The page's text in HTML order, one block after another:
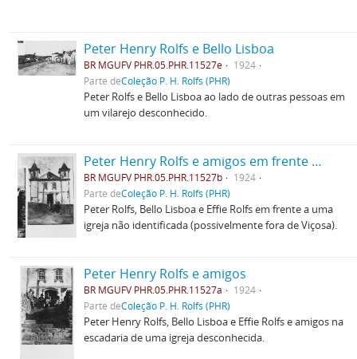
Peter Henry Rolfs e Bello Lisboa
BR MGUFV PHR.05.PHR.11527e
1924
Parte deColeção P. H. Rolfs (PHR)
Peter Rolfs e Bello Lisboa ao lado de outras pessoas em
um vilarejo desconhecido.
Peter Henry Rolfs e amigos em frente a uma igreja
BR MGUFV PHR.05.PHR.11527b
1924
Parte deColeção P. H. Rolfs (PHR)
Peter Rolfs, Bello Lisboa e Effie Rolfs em frente a uma
igreja não identificada (possivelmente fora de Viçosa).
Peter Henry Rolfs e amigos
BR MGUFV PHR.05.PHR.11527a
1924
Parte deColeção P. H. Rolfs (PHR)
Peter Henry Rolfs, Bello Lisboa e Effie Rolfs e amigos na
escadaria de uma igreja desconhecida.